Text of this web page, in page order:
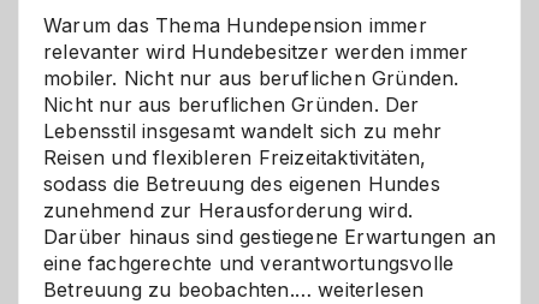
Warum das Thema Hundepension immer
relevanter wird Hundebesitzer werden immer
mobiler. Nicht nur aus beruflichen Gründen.
Nicht nur aus beruflichen Gründen. Der
Lebensstil insgesamt wandelt sich zu mehr
Reisen und flexibleren Freizeitaktivitäten,
sodass die Betreuung des eigenen Hundes
zunehmend zur Herausforderung wird.
Darüber hinaus sind gestiegene Erwartungen an
eine fachgerechte und verantwortungsvolle
Betreuung zu beobachten.…Betreuung
weiterlesen